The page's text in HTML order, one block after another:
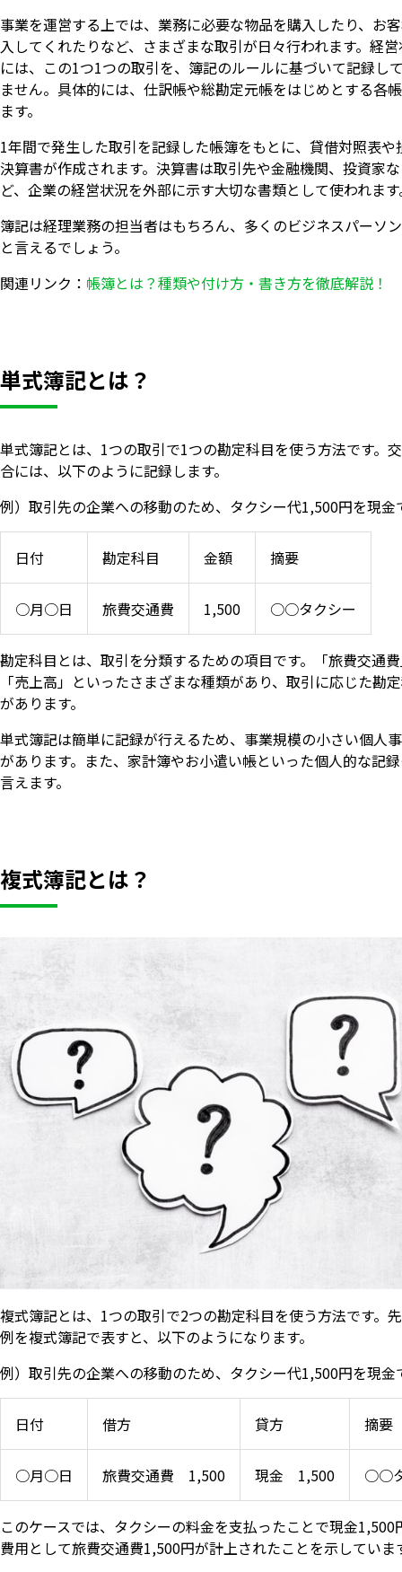
事業を運営する上では、業務に必要な物品を購入したり、お
入してくれたりなど、さまざまな取引が日々行われます。経
には、この1つ1つの取引を、簿記のルールに基づいて記録し
ません。具体的には、仕訳帳や総勘定元帳をはじめとする各
ます。
1年間で発生した取引を記録した帳簿をもとに、貸借対照表
決算書が作成されます。決算書は取引先や金融機関、投資家
ど、企業の経営状況を外部に示す大切な書類として使われま
簿記は経理業務の担当者はもちろん、多くのビジネスパーソ
と言えるでしょう。
関連リンク： 帳簿とは？種類や付け方・書き方を徹底解説！
単式簿記とは？
単式簿記とは、1つの取引で1つの勘定科目を使う方法です。
合には、以下のように記録します。
例）取引先の企業への移動のため、タクシー代1,500円を現金
日付 勘定科目 金額 摘要
○月○日 旅費交通費 1,500 ○○タクシー
勘定科目とは、取引を分類するための項目です。「旅費交通
「売上高」といったさまざまな種類があり、取引に応じた勘
があります。
単式簿記は簡単に記録が行えるため、事業規模の小さい個人
があります。また、家計簿やお小遣い帳といった個人的な記
言えます。
複式簿記とは？
複式簿記とは、1つの取引で2つの勘定科目を使う方法です。
例を複式簿記で表すと、以下のようになります。
例）取引先の企業への移動のため、タクシー代1,500円を現金
日付 借方 貸方 摘要
○月○日 旅費交通費 1,500 現金 1,500 ○○
このケースでは、タクシーの料金を支払ったことで現金1,500
費用として旅費交通費1,500円が計上されたことを示していま